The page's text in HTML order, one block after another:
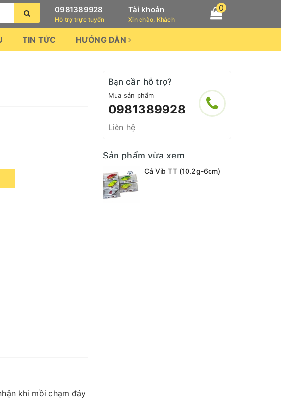
0981389928
Hỗ trợ trực tuyến
Tài khoản
Xin chào, Khách
0
TIN TỨC HƯỚNG DẪN
khi mồi chạm đáy
Bạn cần hỗ trợ?
Mua sản phẩm
0981389928
Liên hệ
Sản phẩm vừa xem
Cá Vib TT (10.2g-6cm)